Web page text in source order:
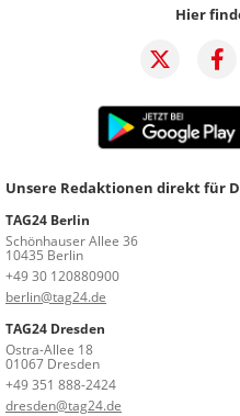
Hier
Unsere Redaktionen direkt für
TAG24 Berlin
Schönhauser Allee 36
10435 Berlin
+49 30 120880900
berlin@tag24.de
TAG24 Dresden
Ostra-Allee 18
01067 Dresden
+49 351 888-2424
dresden@tag24.de